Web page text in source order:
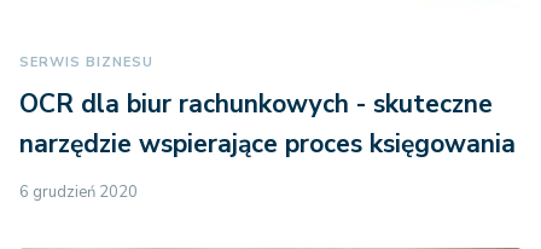
SERWIS BIZNESU
OCR dla biur rachunkowych - skuteczne
narzędzie wspierające proces księgowania
6 grudzień 2020